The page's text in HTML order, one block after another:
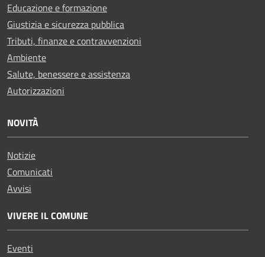
Educazione e formazione
Giustizia e sicurezza pubblica
Tributi, finanze e contravvenzioni
Ambiente
Salute, benessere e assistenza
Autorizzazioni
NOVITÀ
Notizie
Comunicati
Avvisi
VIVERE IL COMUNE
Eventi